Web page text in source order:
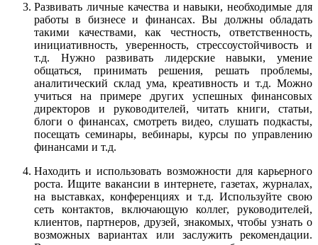
Развивать личные качества и навыки, необходимые для
работы в бизнесе и финансах. Вы должны обладать
такими качествами, как честность, ответственность,
инициативность, уверенность, стрессоустойчивость и
т.д. Нужно развивать лидерские навыки, умение
общаться, принимать решения, решать проблемы,
аналитический склад ума, креативность и т.д. Можно
учиться на примере других успешных финансовых
директоров и руководителей, читать книги, статьи,
блоги о финансах, смотреть видео, слушать подкасты,
посещать семинары, вебинары, курсы по управлению
финансами и т.д.
Находить и использовать возможности для карьерного
роста. Ищите вакансии в интернете, газетах, журналах,
на выставках, конференциях и т.д. Используйте свою
сеть контактов, включающую коллег, руководителей,
клиентов, партнеров, друзей, знакомых, чтобы узнать о
возможных вариантах или заслужить рекомендации.